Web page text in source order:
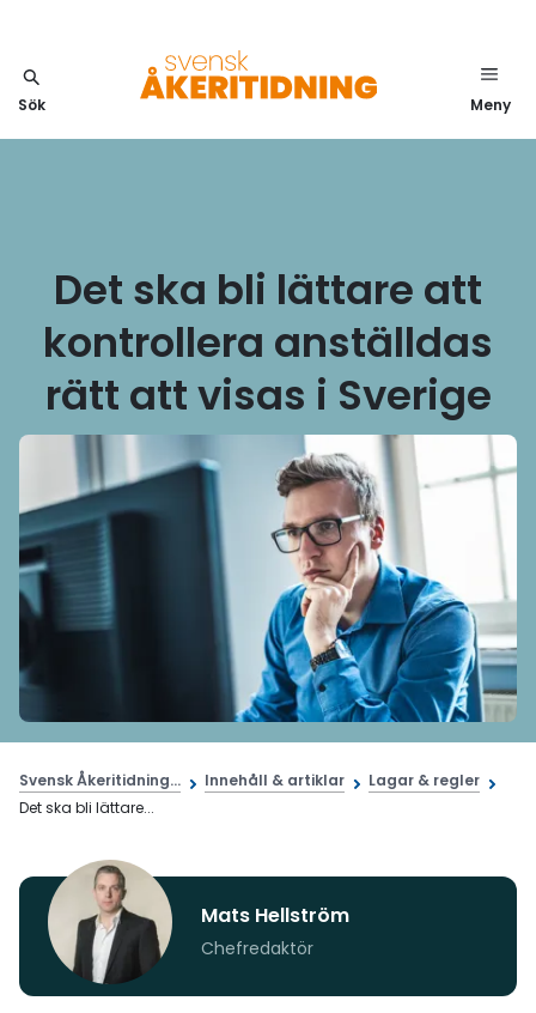
Sök Meny
Det ska bli lättare att
kontrollera anställdas
rätt att visas i Sverige
Svensk Åkeritidning... Innehåll & artiklar
Lagar & regler
Det ska bli lättare...
Mats Hellström
Chefredaktör